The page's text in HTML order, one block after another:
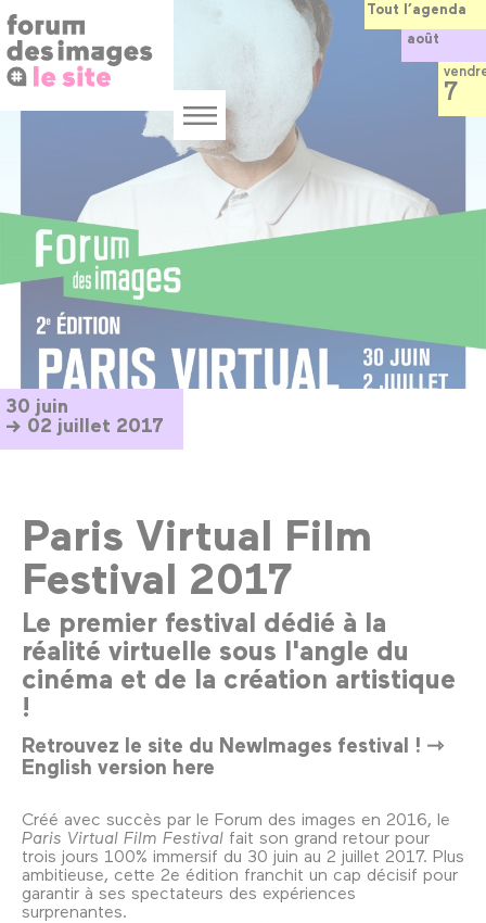
Panneau de gestion des cookies
au
contenu
principal
Menu
30 juin
→ 02 juillet 2017
Paris Virtual Film
Festival 2017
Le premier festival dédié à la
réalité virtuelle sous l'angle du
cinéma et de la création artistique
!
Retrouvez le site du NewImages festival ! ⇾
English version here
Créé avec succès par le Forum des images en 2016, le
Paris Virtual Film Festival fait son grand retour pour
trois jours 100% immersif du 30 juin au 2 juillet 2017. Plus
ambitieuse, cette 2e édition franchit un cap décisif pour
garantir à ses spectateurs des expériences
surprenantes.
Tout l’agenda
août
7